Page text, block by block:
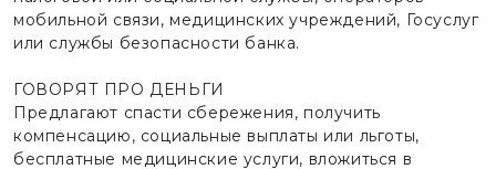
мобильной связи, медицинских учреждений, Госуслуг
или службы безопасности банка.
ГОВОРЯТ ПРО ДЕНЬГИ
Предлагают спасти сбережения, получить
компенсацию, социальные выплаты или льготы,
бесплатные медицинские услуги, вложиться в